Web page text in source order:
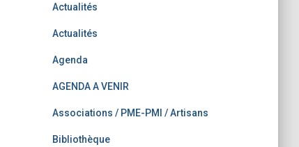
Actualités
Actualités
Agenda
AGENDA A VENIR
Associations / PME-PMI / Artisans
Bibliothèque